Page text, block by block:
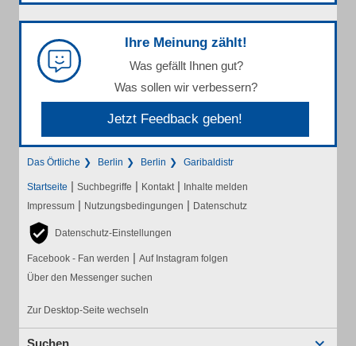
Ihre Meinung zählt!
Was gefällt Ihnen gut?
Was sollen wir verbessern?
Jetzt Feedback geben!
Das Örtliche Berlin Berlin Garibaldistr
Startseite | Suchbegriffe | Kontakt | Inhalte melden
Impressum | Nutzungsbedingungen | Datenschutz
Datenschutz-Einstellungen
Facebook - Fan werden | Auf Instagram folgen
Über den Messenger suchen
Zur Desktop-Seite wechseln
Suchen